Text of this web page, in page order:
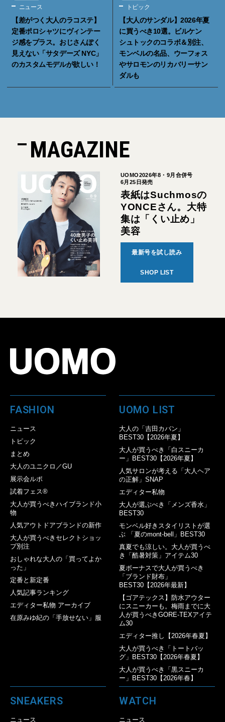
ニュース
【差がつく大人のラコステ】
定番ポロシャツにヴィンテー
ジ感をプラス。おじさんぽく
見えない「サタデーズ NYC」
のカスタムモデルが欲しい！
トピック
【大人のサンダル】2026年夏
に買うべき10選。ビルケン
シュトックのコラボ＆別注、
モンベルの名品、ウーフォス
やサロモンのリカバリーサン
ダルも
MAGAZINE
UOMO2026年8・9月合併号
6月25日発売
表紙はSuchmosの
YONCEさん。大特
集は「くい止め」
美容
最新号を試し読み
SHOP LIST
FASHION
ニュース
トピック
まとめ
大人のユニクロ／GU
展示会ルポ
試着フェス®︎
大人が買うべきハイブランド小
物
人気アウトドアブランドの新作
大人が買うべきセレクトショッ
プ別注
おしゃれな大人の「買ってよか
った」
定番と新定番
人気記事ランキング
エディター私物 アーカイブ
在原みゆ紀の「手放せない」服
UOMO LIST
大人の「吉田カバン」
BEST30【2026年夏】
大人が買うべき「白スニーカ
ー」BEST30【2026年夏】
人気サロンが考える「大人ヘア
の正解」SNAP
エディター私物
大人が選ぶべき「メンズ香水」
BEST30
モンベル好きスタイリストが選
ぶ 「夏のmont-bell」BEST30
真夏でも涼しい。大人が買うべ
き「酷暑対策」アイテム30
夏ボーナスで大人が買うべき
「ブランド財布」
BEST30【2026年最新】
【ゴアテックス】防水アウター
にスニーカーも。梅雨までに大
人が買うべきGORE-TEXアイテ
ム30
エディター推し【2026年春夏】
大人が買うべき「トートバッ
グ」BEST30【2026年春夏】
大人が買うべき「黒スニーカ
ー」BEST30【2026年春】
SNEAKERS
ニュース
WATCH
ニュース